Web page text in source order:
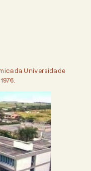
Universidade